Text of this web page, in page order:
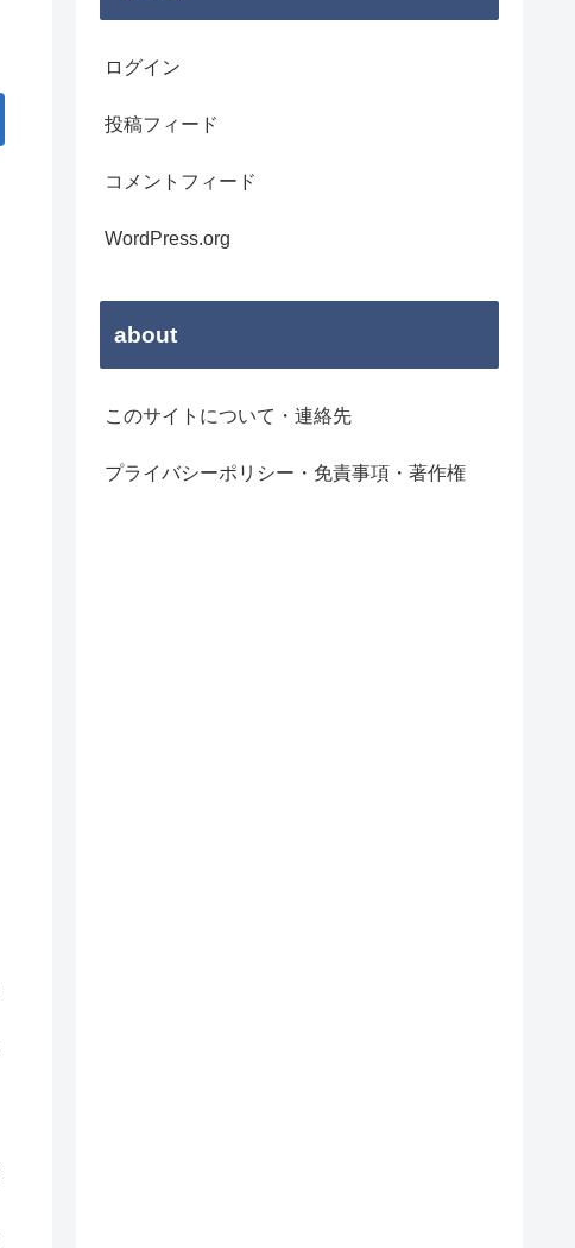
ログイン
投稿フィード
コメントフィード
WordPress.org
about
このサイトについて・連絡先
プライバシーポリシー・免責事項・著作権